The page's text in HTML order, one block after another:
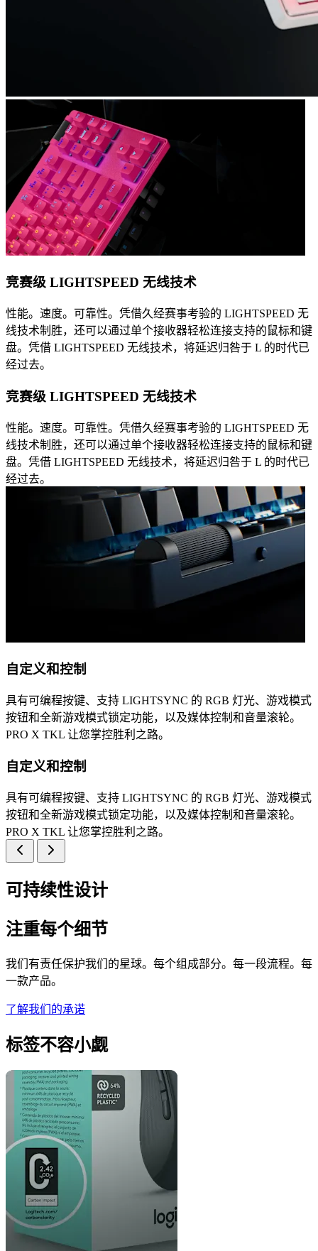
竞赛级 LIGHTSPEED 无线技术
性能。速度。可靠性。凭借久经赛事考验的 LIGHTSPEED 无
线技术制胜，还可以通过单个接收器轻松连接支持的鼠标和键
盘。凭借 LIGHTSPEED 无线技术，将延迟归咎于 L 的时代已
经过去。
竞赛级 LIGHTSPEED 无线技术
性能。速度。可靠性。凭借久经赛事考验的 LIGHTSPEED 无
线技术制胜，还可以通过单个接收器轻松连接支持的鼠标和键
盘。凭借 LIGHTSPEED 无线技术，将延迟归咎于 L 的时代已
经过去。
自定义和控制
具有可编程按键、支持 LIGHTSYNC 的 RGB 灯光、游戏模式
按钮和全新游戏模式锁定功能，以及媒体控制和音量滚轮。
PRO X TKL 让您掌控胜利之路。
自定义和控制
具有可编程按键、支持 LIGHTSYNC 的 RGB 灯光、游戏模式
按钮和全新游戏模式锁定功能，以及媒体控制和音量滚轮。
PRO X TKL 让您掌控胜利之路。
可持续性设计
注重每个细节
我们有责任保护我们的星球。每个组成部分。每一段流程。每
一款产品。
了解我们的承诺
标签不容小觑